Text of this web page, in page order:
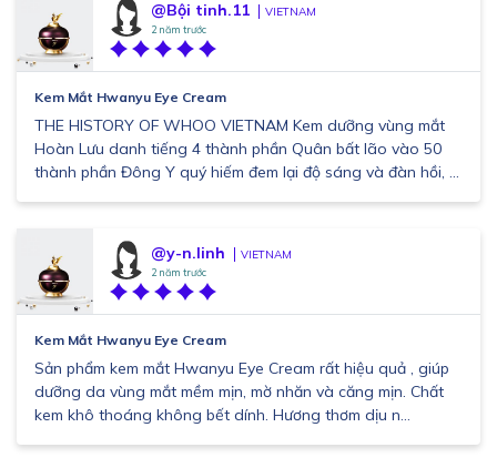
@Bội tinh.11 VIETNAM
2 năm trước
Kem Mắt Hwanyu Eye Cream
THE HISTORY OF WHOO VIETNAM Kem dưỡng vùng mắt
Hoàn Lưu danh tiếng 4 thành phần Quân bất lão vào 50
thành phần Đông Y quý hiếm đem lại độ sáng và đàn hồi, ...
@y-n.linh VIETNAM
2 năm trước
Kem Mắt Hwanyu Eye Cream
Sản phẩm kem mắt Hwanyu Eye Cream rất hiệu quả , giúp
dưỡng da vùng mắt mềm mịn, mờ nhăn và căng mịn. Chất
kem khô thoáng không bết dính. Hương thơm dịu n...